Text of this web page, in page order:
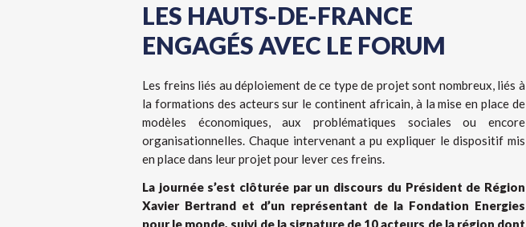
LES HAUTS-DE-FRANCE
ENGAGÉS AVEC LE FORUM
Les freins liés au déploiement de ce type de projet sont nombreux, liés à
la formations des acteurs sur le continent africain, à la mise en place de
modèles économiques, aux problématiques sociales ou encore
organisationnelles. Chaque intervenant a pu expliquer le dispositif mis
en place dans leur projet pour lever ces freins.
La journée s’est clôturée par un discours du Président de Région
Xavier Bertrand et d’un représentant de la Fondation Energies
pour le monde, suivi de la signature de 10 acteurs de la région dont